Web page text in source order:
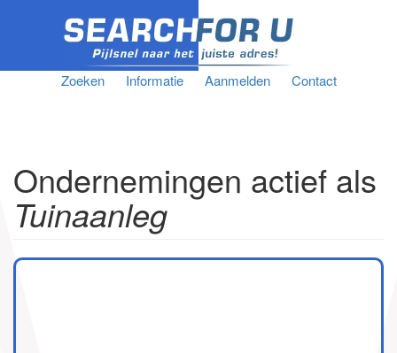
Zoeken Informatie Aanmelden Contact
Ondernemingen actief als
Tuinaanleg